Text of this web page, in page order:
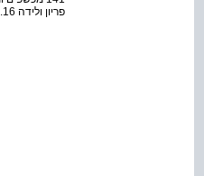
פריון ולידה 16...